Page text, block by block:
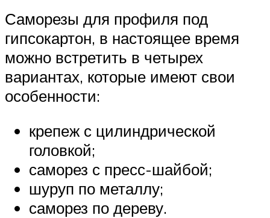
Саморезы для профиля под
гипсокартон, в настоящее время
можно встретить в четырех
вариантах, которые имеют свои
особенности:
крепеж с цилиндрической
головкой;
саморез с пресс-шайбой;
шуруп по металлу;
саморез по дереву.